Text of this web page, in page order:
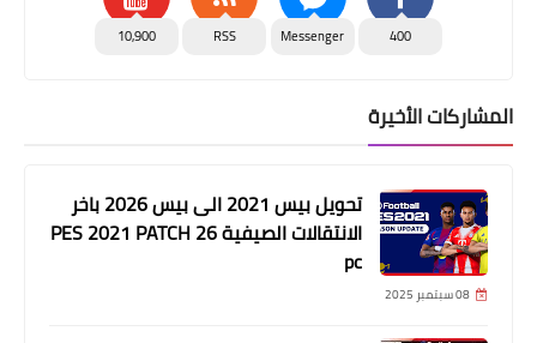
400
Messenger
RSS
10,900
المشاركات الأخيرة
تحويل بيس 2021 الى بيس 2026 باخر
الانتقالات الصيفية PES 2021 PATCH 26
pc
08 سبتمبر 2025